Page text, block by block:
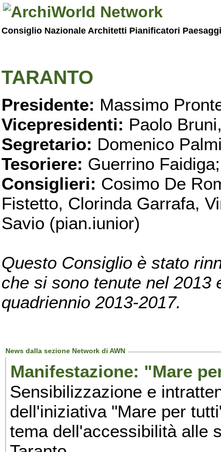
Consiglio Nazionale Architetti Pianificatori
TARANTO
Presidente: Massimo
Vicepresidenti: Paolo
Segretario: Domenico
Tesoriere: Guerrino Faidiga;
Consiglieri: Cosimo De
Fistetto, Clorinda Garrafa,
Savio (pian.iunior)
Questo Consiglio è stato
che si sono tenute nel 2013
quadriennio 2013-2017.
News dalla sezione Network di AWN
Manifestazione: "Mare
Sensibilizzazione e
dell'iniziativa "Mare per
tema dell'accessibilità alle